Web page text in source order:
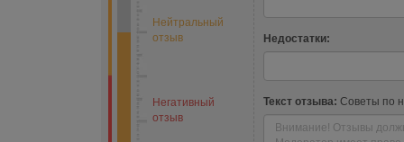
При заболеваниях
уровень
Нейтральный
отзыв
Негативный
отзыв
Недостатки:
Текст отзыва: Советы по